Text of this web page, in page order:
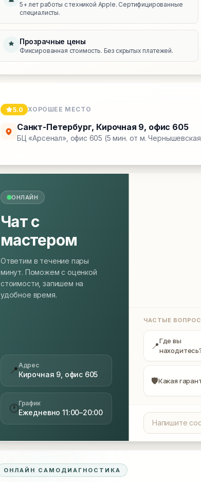
5+ лет работы с техникой Apple. Сертифицированные
специалисты.
Прозрачные цены
Фиксированная стоимость. Без скрытых платежей.
5.0 ХОРОШЕЕ МЕСТО
Санкт-Петербург, Кирочная 9, офис 605
БЦ «Арсенал», офис 605 (5 мин. от м.
ОНЛАЙН
Чат с
мастером
Ответим в течение пары
минут. Поможем с оценкой
стоимости, запишем на
удобное время.
📍Адрес
Кирочная 9, офис 605
🕐График
Ежедневно 11:00–20:00
ЧАСТЫЕ
📍Где вы
🛡Какая
ОНЛАЙН САМОДИАГНОСТИКА